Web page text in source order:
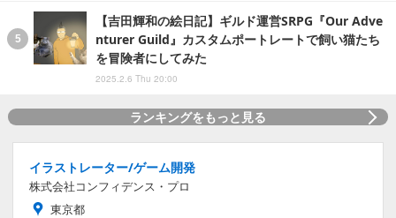
【吉田輝和の絵日記】ギルド運営SRPG『Our Adve
nturer Guild』カスタムポートレートで飼い猫たち
を冒険者にしてみた
2025.2.6 Thu 20:00
ランキングをもっと見る
イラストレーター/ゲーム開発
株式会社コンフィデンス・プロ
東京都